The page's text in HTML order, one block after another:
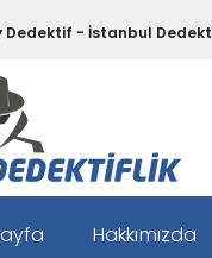
Dedektif - İstanbul
Hakkımızda